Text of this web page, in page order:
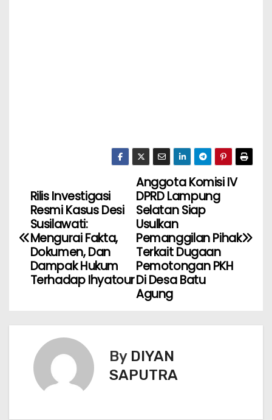
Anggota Komisi IV
DPRD Lampung
Selatan Siap
Usulkan
Pemanggilan Pihak
Terkait Dugaan
Pemotongan PKH
Di Desa Batu
Agung
Rilis Investigasi
Resmi Kasus Desi
Susilawati:
Mengurai Fakta,
Dokumen, Dan
Dampak Hukum
Terhadap Ihyatour
By DIYAN
SAPUTRA